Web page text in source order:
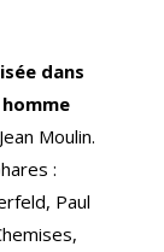
dans
Moulin.
:
Paul